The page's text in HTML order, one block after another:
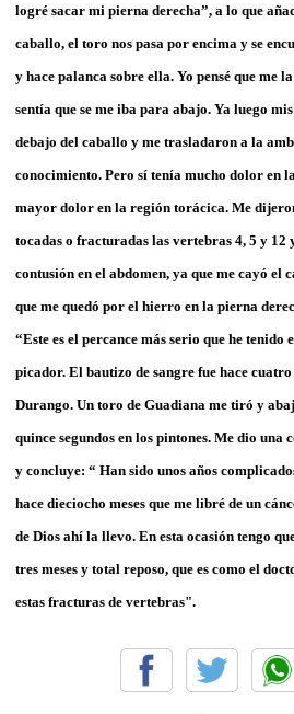
logré sacar mi pierna derecha”, a lo que
caballo, el toro nos pasa por encima y se
y hace palanca sobre ella. Yo pensé que me
sentía que se me iba para abajo. Ya luego
debajo del caballo y me trasladaron a la
conocimiento. Pero sí tenía mucho dolor en
mayor dolor en la región torácica. Me
tocadas o fracturadas las vertebras 4, 5 y
contusión en el abdomen, ya que me cayó el
que me quedó por el hierro en la pierna
“Este es el percance más serio que he tenido
picador. El bautizo de sangre fue hace cuatro
Durango. Un toro de Guadiana me tiró y
quince segundos en los pintones. Me dio
y concluye: “ Han sido unos años
hace dieciocho meses que me libré de un
de Dios ahí la llevo. En esta ocasión tengo
tres meses y total reposo, que es como el
estas fracturas de vertebras".